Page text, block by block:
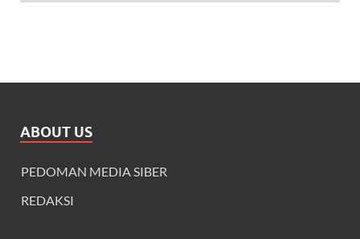
ABOUT US
PEDOMAN MEDIA SIBER
REDAKSI